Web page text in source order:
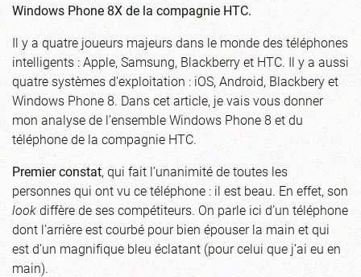
Windows Phone 8X de la compagnie HTC.
Il y a quatre joueurs majeurs dans le monde des téléphones
intelligents : Apple, Samsung, Blackberry et HTC. Il y a aussi
quatre systèmes d’exploitation : iOS, Android, Blackbery et
Windows Phone 8. Dans cet article, je vais vous donner
mon analyse de l’ensemble Windows Phone 8 et du
téléphone de la compagnie HTC.
Premier constat, qui fait l’unanimité de toutes les
personnes qui ont vu ce téléphone : il est beau. En effet, son
lookdiffère de ses compétiteurs. On parle ici d’un téléphone
dont l’arrière est courbé pour bien épouser la main et qui
est d’un magnifique bleu éclatant (pour celui que j’ai eu en
main).